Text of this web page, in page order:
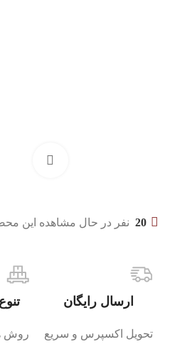
20 نفر در حال مشاهده این
ارسال رایگان
تحویل اکسپرس و سریع روش